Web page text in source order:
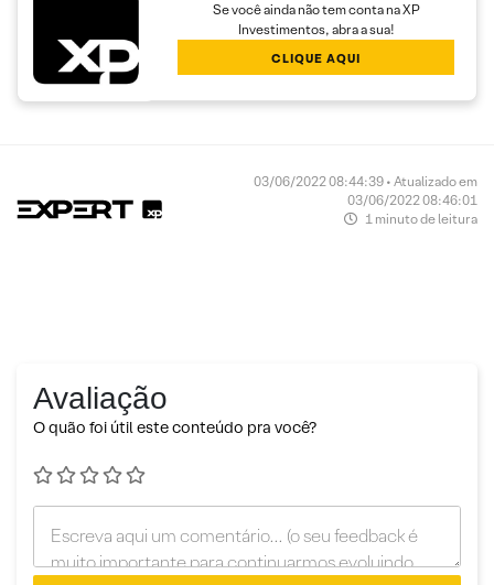
Se você ainda não tem conta na XP
Investimentos, abra a sua!
CLIQUE AQUI
03/06/2022 08:44:39 • Atualizado em
03/06/2022 08:46:01
1 minuto de leitura
Avaliação
O quão foi útil este conteúdo pra você?